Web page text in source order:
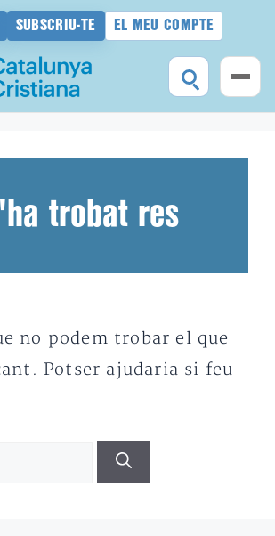
SUBSCRIU-TE EL MEU COMPTE
trobat res
no podem trobar el que
Potser ajudaria si feu